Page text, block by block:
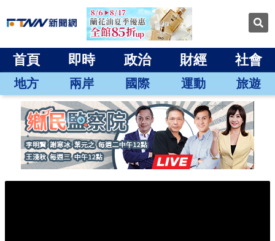
首頁 即時 政治 財經 社會
地方 兩岸 國際 運動 旅遊